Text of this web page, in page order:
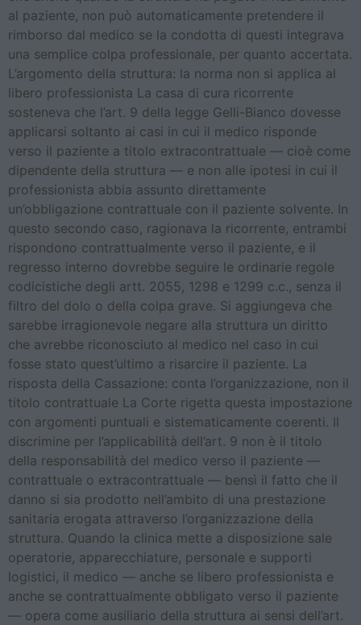
al paziente, non può automaticamente pretendere il
rimborso dal medico se la condotta di questi integrava
una semplice colpa professionale, per quanto accertata.
L’argomento della struttura: la norma non si applica al
libero professionista La casa di cura ricorrente
sosteneva che l’art. 9 della legge Gelli-Bianco dovesse
applicarsi soltanto ai casi in cui il medico risponde
verso il paziente a titolo extracontrattuale — cioè come
dipendente della struttura — e non alle ipotesi in cui il
professionista abbia assunto direttamente
un’obbligazione contrattuale con il paziente solvente. In
questo secondo caso, ragionava la ricorrente, entrambi
rispondono contrattualmente verso il paziente, e il
regresso interno dovrebbe seguire le ordinarie regole
codicistiche degli artt. 2055, 1298 e 1299 c.c., senza il
filtro del dolo o della colpa grave. Si aggiungeva che
sarebbe irragionevole negare alla struttura un diritto
che avrebbe riconosciuto al medico nel caso in cui
fosse stato quest’ultimo a risarcire il paziente. La
risposta della Cassazione: conta l’organizzazione, non il
titolo contrattuale La Corte rigetta questa impostazione
con argomenti puntuali e sistematicamente coerenti. Il
discrimine per l’applicabilità dell’art. 9 non è il titolo
della responsabilità del medico verso il paziente —
contrattuale o extracontrattuale — bensì il fatto che il
danno si sia prodotto nell’ambito di una prestazione
sanitaria erogata attraverso l’organizzazione della
struttura. Quando la clinica mette a disposizione sale
operatorie, apparecchiature, personale e supporti
logistici, il medico — anche se libero professionista e
anche se contrattualmente obbligato verso il paziente
— opera come ausiliario della struttura ai sensi dell’art.